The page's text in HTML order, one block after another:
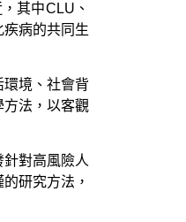
其中CLU、
病的共同生
境、社會背
法，以客觀
對高風險人
研究方法，